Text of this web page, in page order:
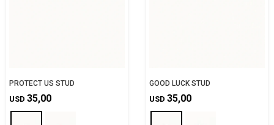
PROTECT US STUD
USD 35,00
GOOD LUCK STUD
USD 35,00